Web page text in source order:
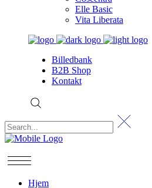
Elle Basic
Vita Liberata
Billedbank
B2B Shop
Kontakt
Hjem